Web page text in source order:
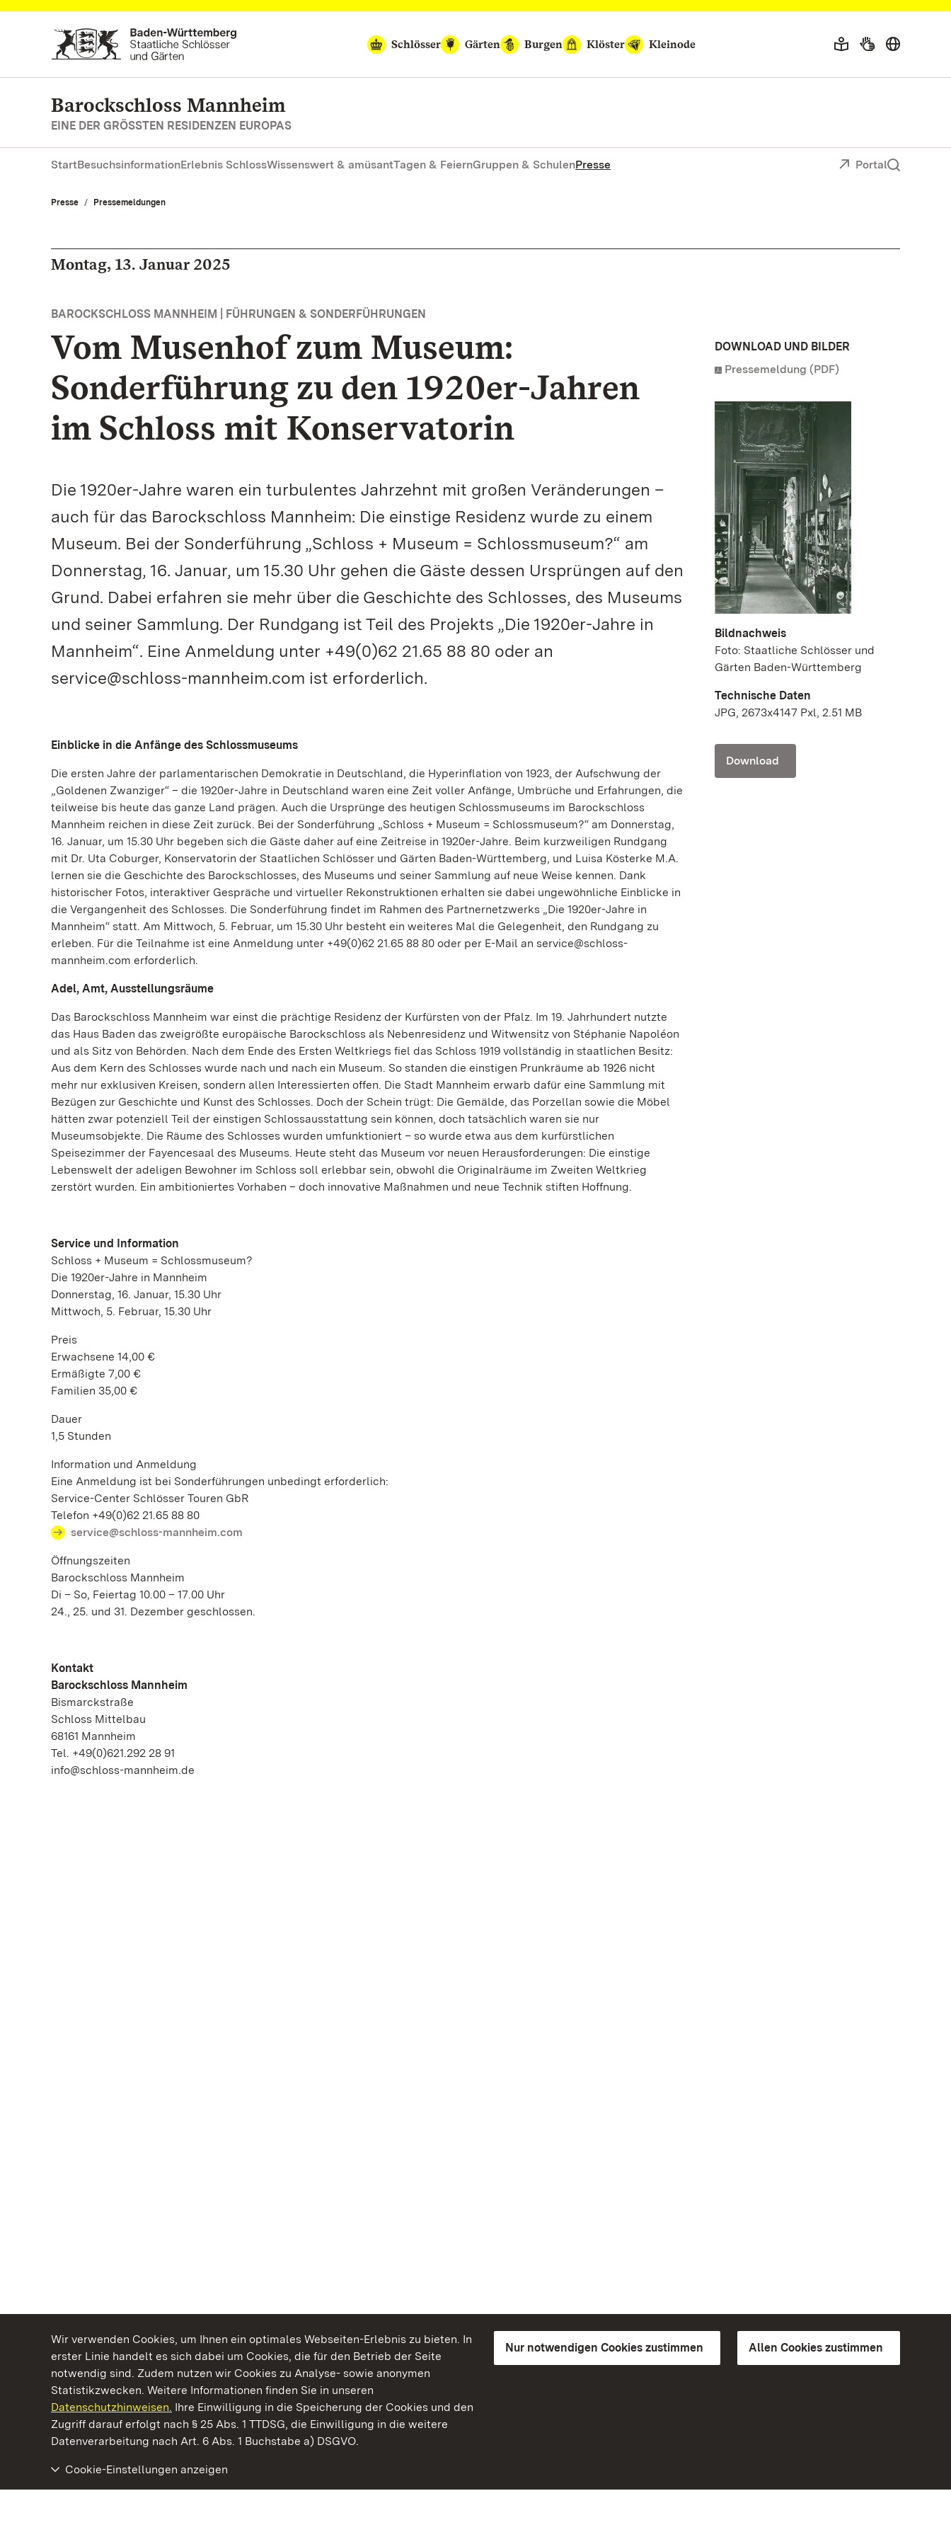
Wir verwenden Cookies, um Ihnen ein optimales Webseiten-Erlebnis zu bieten. In
erster Linie handelt es sich dabei um Cookies, die für den Betrieb der Seite
notwendig sind. Zudem nutzen wir Cookies zu Analyse- sowie anonymen
Statistikzwecken. Weitere Informationen finden Sie in unseren
Datenschutzhinweisen. Ihre Einwilligung in die Speicherung der Cookies und den
Zugriff darauf erfolgt nach § 25 Abs. 1 TTDSG, die Einwilligung in die weitere
Datenverarbeitung nach Art. 6 Abs. 1 Buchstabe a) DSGVO.
Nur notwendigen Cookies zustimmen Allen Cookies zustimmen
Cookie-Einstellungen anzeigen
Zum Hauptinhalt springen
Schlösser
Gärten Burgen Klöster Kleinode
Barockschloss Mannheim
EINE DER GRÖSSTEN RESIDENZEN EUROPAS
StartBesuchsinformationErlebnis SchlossWissenswert & amüsantTagen & FeiernGruppen & SchulenPresse Portal
Presse Pressemeldungen
Montag, 13. Januar 2025
BAROCKSCHLOSS MANNHEIM | FÜHRUNGEN & SONDERFÜHRUNGEN
Vom Musenhof zum Museum:
Sonderführung zu den 1920er-Jahren
im Schloss mit Konservatorin
Die 1920er-Jahre waren ein turbulentes Jahrzehnt mit großen Veränderungen –
auch für das Barockschloss Mannheim: Die einstige Residenz wurde zu einem
Museum. Bei der Sonderführung „Schloss + Museum = Schlossmuseum?“ am
Donnerstag, 16. Januar, um 15.30 Uhr gehen die Gäste dessen Ursprüngen auf den
Grund. Dabei erfahren sie mehr über die Geschichte des Schlosses, des Museums
und seiner Sammlung. Der Rundgang ist Teil des Projekts „Die 1920er-Jahre in
Mannheim“. Eine Anmeldung unter +49(0)62 21.65 88 80 oder an
service@schloss-mannheim.com ist erforderlich.
Einblicke in die Anfänge des Schlossmuseums
Die ersten Jahre der parlamentarischen Demokratie in Deutschland, die Hyperinflation von 1923, der Aufschwung der
„Goldenen Zwanziger“ – die 1920er-Jahre in Deutschland waren eine Zeit voller Anfänge, Umbrüche und Erfahrungen, die
teilweise bis heute das ganze Land prägen. Auch die Ursprünge des heutigen Schlossmuseums im Barockschloss
Mannheim reichen in diese Zeit zurück. Bei der Sonderführung „Schloss + Museum = Schlossmuseum?“ am Donnerstag,
16. Januar, um 15.30 Uhr begeben sich die Gäste daher auf eine Zeitreise in 1920er-Jahre. Beim kurzweiligen Rundgang
mit Dr. Uta Coburger, Konservatorin der Staatlichen Schlösser und Gärten Baden-Württemberg, und Luisa Kösterke M.A.
lernen sie die Geschichte des Barockschlosses, des Museums und seiner Sammlung auf neue Weise kennen. Dank
historischer Fotos, interaktiver Gespräche und virtueller Rekonstruktionen erhalten sie dabei ungewöhnliche Einblicke in
die Vergangenheit des Schlosses. Die Sonderführung findet im Rahmen des Partnernetzwerks „Die 1920er-Jahre in
Mannheim“ statt. Am Mittwoch, 5. Februar, um 15.30 Uhr besteht ein weiteres Mal die Gelegenheit, den Rundgang zu
erleben. Für die Teilnahme ist eine Anmeldung unter +49(0)62 21.65 88 80 oder per E-Mail an service@schloss-
mannheim.com erforderlich.
Adel, Amt, Ausstellungsräume
Das Barockschloss Mannheim war einst die prächtige Residenz der Kurfürsten von der Pfalz. Im 19. Jahrhundert nutzte
das Haus Baden das zweigrößte europäische Barockschloss als Nebenresidenz und Witwensitz von Stéphanie Napoléon
und als Sitz von Behörden. Nach dem Ende des Ersten Weltkriegs fiel das Schloss 1919 vollständig in staatlichen Besitz:
Aus dem Kern des Schlosses wurde nach und nach ein Museum. So standen die einstigen Prunkräume ab 1926 nicht
mehr nur exklusiven Kreisen, sondern allen Interessierten offen. Die Stadt Mannheim erwarb dafür eine Sammlung mit
Bezügen zur Geschichte und Kunst des Schlosses. Doch der Schein trügt: Die Gemälde, das Porzellan sowie die Möbel
hätten zwar potenziell Teil der einstigen Schlossausstattung sein können, doch tatsächlich waren sie nur
Museumsobjekte. Die Räume des Schlosses wurden umfunktioniert – so wurde etwa aus dem kurfürstlichen
Speisezimmer der Fayencesaal des Museums. Heute steht das Museum vor neuen Herausforderungen: Die einstige
Lebenswelt der adeligen Bewohner im Schloss soll erlebbar sein, obwohl die Originalräume im Zweiten Weltkrieg
zerstört wurden. Ein ambitioniertes Vorhaben – doch innovative Maßnahmen und neue Technik stiften Hoffnung.
Service und Information
Schloss + Museum = Schlossmuseum?
Die 1920er-Jahre in Mannheim
Donnerstag, 16. Januar, 15.30 Uhr
Mittwoch, 5. Februar, 15.30 Uhr
Preis
Erwachsene 14,00 €
Ermäßigte 7,00 €
Familien 35,00 €
Dauer
1,5 Stunden
Information und Anmeldung
Eine Anmeldung ist bei Sonderführungen unbedingt erforderlich:
Service-Center Schlösser Touren GbR
Telefon +49(0)62 21.65 88 80
service@schloss-mannheim.com
Öffnungszeiten
Barockschloss Mannheim
Di – So, Feiertag 10.00 – 17.00 Uhr
24., 25. und 31. Dezember geschlossen.
Kontakt
Barockschloss Mannheim
Bismarckstraße
Schloss Mittelbau
68161 Mannheim
Tel. +49(0)621.292 28 91
info@schloss-mannheim.de
DOWNLOAD UND BILDER
Pressemeldung (PDF)
Bildnachweis
Foto: Staatliche Schlösser und
Gärten Baden-Württemberg
Technische Daten
JPG, 2673x4147 Pxl, 2.51 MB
Download
Kommen. Staunen. Genießen.